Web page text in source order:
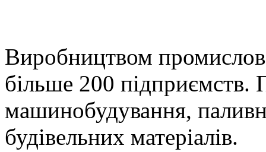
Виробництвом
більше 200 підприємств.
машинобудування,
будівельних матеріалів.